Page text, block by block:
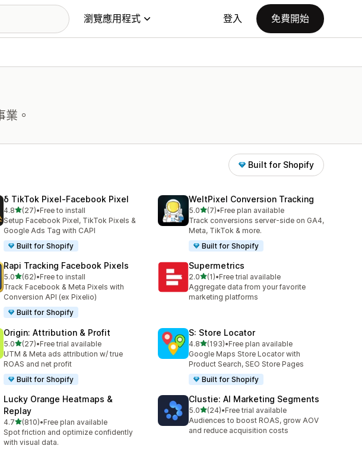
瀏覽應用程式 登入 免費開始
。
Built for Shopify
δ TikTok Pixel‑Facebook Pixel
4.8滿分 5 顆星
(27)
共有 27 則評價
•Free to install
Setup Facebook Pixel, TikTok Pixels &
Google Ads Tag with CAPI
Built for Shopify
WeltPixel Conversion Tracking
5.0滿分 5 顆星
(7)
共有 7 則評價
•Free plan available
Track conversions server-side on GA4,
Meta, TikTok & more.
Built for Shopify
Rapi Tracking Facebook Pixels
5.0滿分 5 顆星
(62)
共有 62 則評價
•Free to install
Track Facebook & Meta Pixels with
Conversion API (ex Pixelio)
Built for Shopify
Supermetrics
2.0滿分 5 顆星
(1)
共有 1 則評價
•Free trial available
Aggregate data from your favorite
marketing platforms
Origin: Attribution & Profit
5.0滿分 5 顆星
(27)
共有 27 則評價
•Free trial available
UTM & Meta ads attribution w/ true
ROAS and net profit
Built for Shopify
S: Store Locator
4.8滿分 5 顆星
(193)
共有 193 則評價
•Free plan available
Google Maps Store Locator with
Product Search, SEO Store Pages
Built for Shopify
Lucky Orange Heatmaps &
Replay
4.7滿分 5 顆星
(810)
共有 810 則評價
•Free plan available
Spot friction and optimize confidently
with visual data.
Clustie: AI Marketing Segments
5.0滿分 5 顆星
(24)
共有 24 則評價
•Free trial available
Audiences to boost ROAS, grow AOV
and reduce acquisition costs